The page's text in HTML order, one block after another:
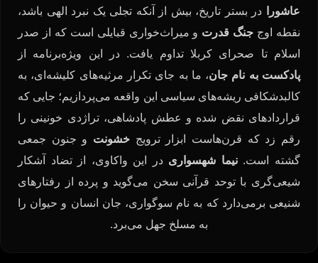
عاشورا
در بستر تاریخ، بیش از آنکه تجلی یک نبرد الهی باشد،
نقطه اوج جنگ قدرتو میراث‌خواری قبایلی است که از صدر
اسلام تا صحرای کربلا تداوم یافت. در این ویژه‌برنامه از
پادکست به نام جان، ما به جای تکرار مرثیه‌های کلیشه‌ای، به
کالبدشکافی ریشه‌های سیاسی این واقعه می‌پردازیم؛ جایی که
قراردادهای نقض شده و عطش پادشاهی، تراژدی خونینی را
رقم زد که قرن‌هاست ابزار ترویج خشونت و جنون جمعی
گشته است. نیما شهسواریدر این واکاوی، از تضاد آشکار
شیعی‌گری با توحد قرآنی سخن می‌گوید و پرده از رفتارهای
شنیعی برمی‌دارد که به نام سوگواری، جان انسان و حیوان را
به مسلخ جهل می‌برد.